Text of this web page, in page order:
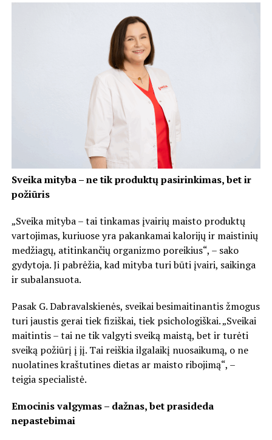
Sveika mityba – ne tik produktų pasirinkimas, bet ir
požiūris
„Sveika mityba – tai tinkamas įvairių maisto produktų
vartojimas, kuriuose yra pakankamai kalorijų ir maistinių
medžiagų, atitinkančių organizmo poreikius“, – sako
gydytoja. Ji pabrėžia, kad mityba turi būti įvairi, saikinga
ir subalansuota.
Pasak G. Dabravalskienės, sveikai besimaitinantis žmogus
turi jaustis gerai tiek fiziškai, tiek psichologiškai. „Sveikai
maitintis – tai ne tik valgyti sveiką maistą, bet ir turėti
sveiką požiūrį į jį. Tai reiškia ilgalaikį nuosaikumą, o ne
nuolatines kraštutines dietas ar maisto ribojimą“, –
teigia specialistė.
Emocinis valgymas – dažnas, bet prasideda
nepastebimai